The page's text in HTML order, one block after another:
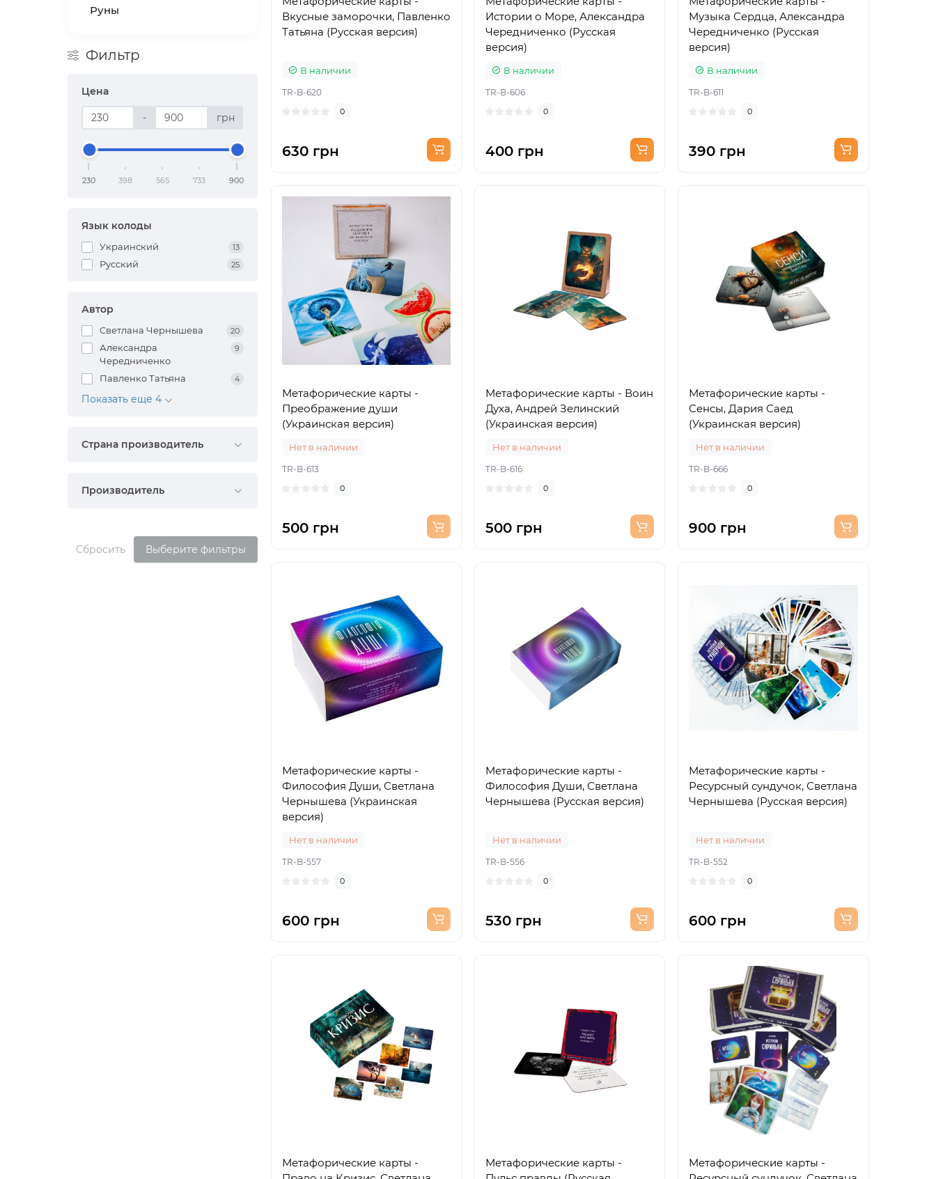
Руны
Фильтр
Цена
- грн
230 398 565 733 900
Язык колоды
Украинский 13
Русский 25
Автор
Светлана Чернышева 20
Александра
Чередниченко
9
Павленко Татьяна 4
Показать еще 4
Страна производитель
Производитель
Сбросить Выберите фильтры
Вкусные заморочки, Павленко
Татьяна (Русская версия)
В наличии
TR-B-620
0
630 грн
Истории о Море, Александра
Чередниченко (Русская
версия)
В наличии
TR-B-606
0
400 грн
Музыка Сердца, Александра
Чередниченко (Русская
версия)
В наличии
TR-B-611
0
390 грн
Метафорические карты -
Преображение души
(Украинская версия)
Нет в наличии
TR-B-613
0
500 грн
Метафорические карты - Воин
Духа, Андрей Зелинский
(Украинская версия)
Нет в наличии
TR-B-616
0
500 грн
Метафорические карты -
Сенсы, Дария Саед
(Украинская версия)
Нет в наличии
TR-B-666
0
900 грн
Метафорические карты -
Философия Души, Светлана
Чернышева (Украинская
версия)
Нет в наличии
TR-B-557
0
600 грн
Метафорические карты -
Философия Души, Светлана
Чернышева (Русская версия)
Нет в наличии
TR-B-556
0
530 грн
Метафорические карты -
Ресурсный сундучок, Светлана
Чернышева (Русская версия)
Нет в наличии
TR-B-552
0
600 грн
Метафорические карты -
Метафорические карты -
Метафорические карты -